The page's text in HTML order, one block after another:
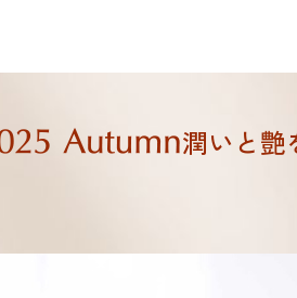
潤いと艶